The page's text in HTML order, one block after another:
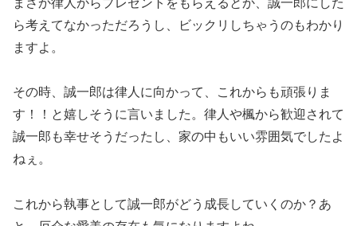
ら考えてなかっただろうし、ビックリしちゃうのもわかり
ますよ。
その時、誠一郎は律人に向かって、これからも頑張りま
す！！と嬉しそうに言いました。律人や楓から歓迎されて
誠一郎も幸せそうだったし、家の中もいい雰囲気でしたよ
ねぇ。
これから執事として誠一郎がどう成長していくのか？あ